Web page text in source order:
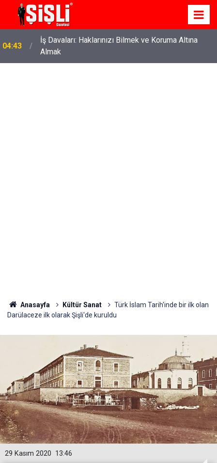
04:43
İş Davaları: Haklarınızı Bilmek ve Koruma Altına
Almak
Anasayfa Kültür Sanat
Türk İslam Tarih'inde bir ilk olan
Darülaceze ilk olarak Şişli'de kuruldu
13:46
29 Kasım 2020